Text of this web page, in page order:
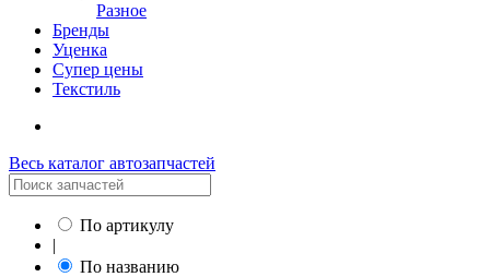
Разное
Бренды
Уценка
Супер цены
Текстиль
Весь каталог автозапчастей
По артикулу
|
По названию